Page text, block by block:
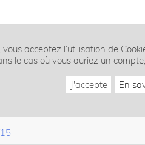
acceptez l’utilisation de
le cas où vous auriez un
J'accepte En